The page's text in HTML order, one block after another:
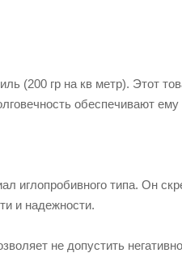
гр на кв метр). Этот
обеспечивают ему
иглопробивного типа. Он
и надежности.
не допустить